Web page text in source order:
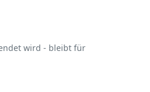
wird - bleibt für